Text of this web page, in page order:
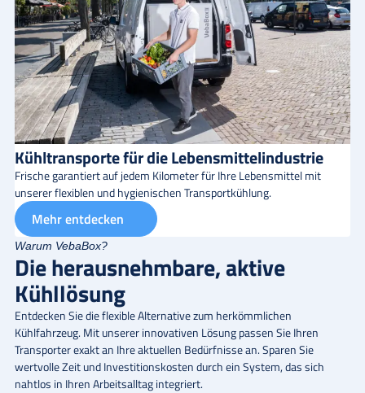
Kühltransporte für die Lebensmittelindustrie
Frische garantiert auf jedem Kilometer für Ihre Lebensmittel mit
unserer flexiblen und hygienischen Transportkühlung.
Mehr entdecken
Warum VebaBox?
Die herausnehmbare, aktive
Kühllösung
Entdecken Sie die flexible Alternative zum herkömmlichen
Kühlfahrzeug. Mit unserer innovativen Lösung passen Sie Ihren
Transporter exakt an Ihre aktuellen Bedürfnisse an. Sparen Sie
wertvolle Zeit und Investitionskosten durch ein System, das sich
nahtlos in Ihren Arbeitsalltag integriert.